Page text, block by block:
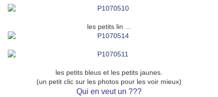
les petits lin ...
les petits bleus et les petits jaunes.
(un petit clic sur les photos pour les voir mieux)
Qui en veut un ???